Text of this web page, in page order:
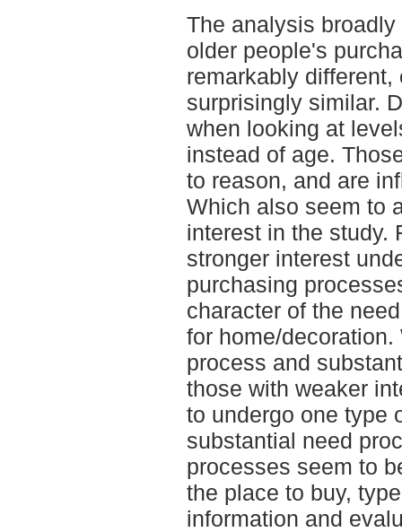
The analysis
older people's
remarkably different,
surprisingly similar.
when looking at
instead of age.
to reason, and are
Which also seem to
interest in the study.
stronger interest
purchasing
character of the
for home/
process and
those with weaker
to undergo one type
substantial need
processes seem to
the place to buy,
information and